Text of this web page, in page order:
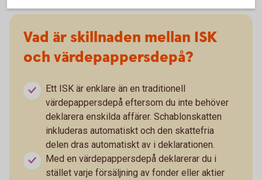
Vad är skillnaden mellan ISK
och värdepappersdepå?
Ett ISK är enklare än en traditionell
värdepappersdepå eftersom du inte behöver
deklarera enskilda affärer. Schablonskatten
inkluderas automatiskt och den skattefria
delen dras automatiskt av i deklarationen.
Med en värdepappersdepå deklarerar du i
stället varje försäljning av fonder eller aktier